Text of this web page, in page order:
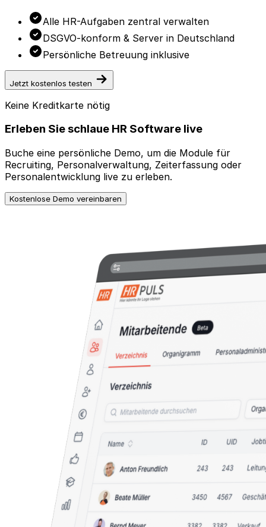
Alle HR-Aufgaben zentral verwalten
DSGVO-konform & Server in Deutschland
Persönliche Betreuung inklusive
Jetzt kostenlos testen
Keine Kreditkarte nötig
Erleben Sie schlaue HR Software live
Buche eine persönliche Demo, um die Module für
Recruiting, Personalverwaltung, Zeiterfassung oder
Personalentwicklung live zu erleben.
Kostenlose Demo vereinbaren